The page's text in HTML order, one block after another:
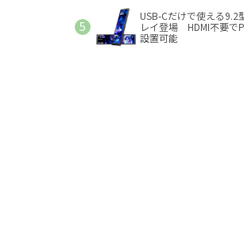
USB-Cだけで使える9.2
レイ登場 HDMI不要で
設置可能